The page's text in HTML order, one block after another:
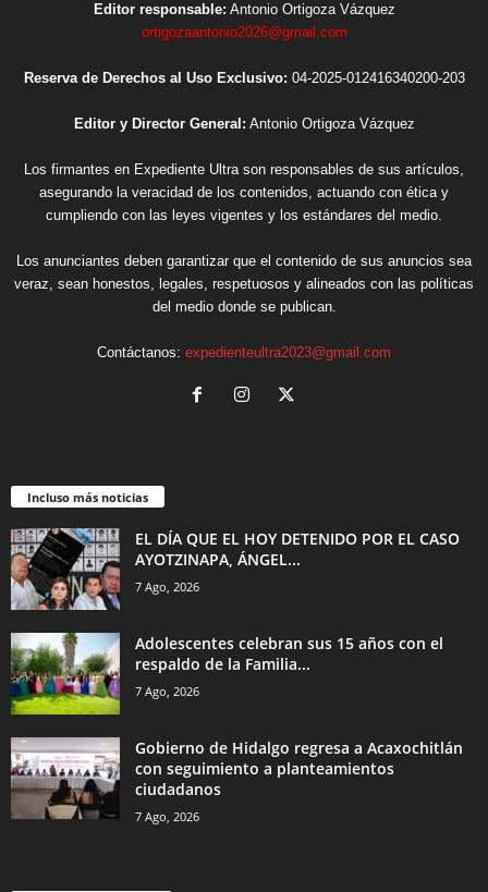
Editor responsable: Antonio Ortigoza Vázquez
ortigozaantonio2026@gmail.com
Reserva de Derechos al Uso Exclusivo: 04-2025-012416340200-203
Editor y Director General: Antonio Ortigoza Vázquez
Los firmantes en Expediente Ultra son responsables de sus artículos,
asegurando la veracidad de los contenidos, actuando con ética y
cumpliendo con las leyes vigentes y los estándares del medio.
Los anunciantes deben garantizar que el contenido de sus anuncios sea
veraz, sean honestos, legales, respetuosos y alineados con las políticas
del medio donde se publican.
Contáctanos: expedienteultra2023@gmail.com
Incluso más noticias
EL DÍA QUE EL HOY DETENIDO POR EL CASO
AYOTZINAPA, ÁNGEL...
7 Ago, 2026
Adolescentes celebran sus 15 años con el
respaldo de la Familia...
7 Ago, 2026
Gobierno de Hidalgo regresa a Acaxochitlán
con seguimiento a planteamientos
ciudadanos
7 Ago, 2026